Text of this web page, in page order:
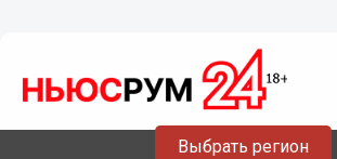
Выбрать регион
08.06.201817:02
Нижегородцев
опасности грядущих